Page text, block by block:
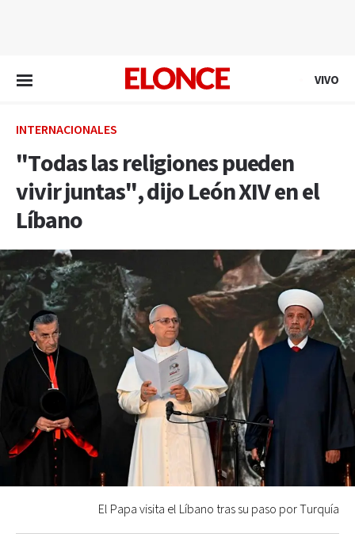
VIVO
INTERNACIONALES
"Todas las religiones pueden
vivir juntas", dijo León XIV en el
Líbano
El Papa visita el Líbano tras su paso por Turquía